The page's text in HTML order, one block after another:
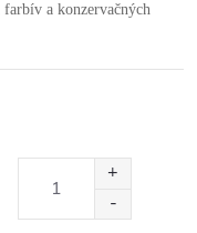
a konzervačných